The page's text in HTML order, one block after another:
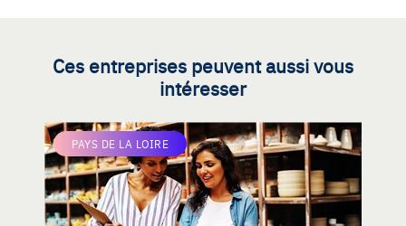
Ces entreprises peuvent aussi vous
intéresser
PAYS DE LA LOIRE